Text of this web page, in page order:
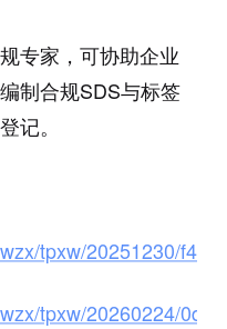
专家，可协助企业
制合规SDS与标签
记。
tpxw/20251230/
tpxw/20260224/